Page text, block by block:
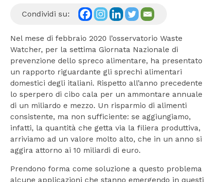
Condividi su:
Nel mese di febbraio 2020 l’osservatorio Waste
Watcher, per la settima Giornata Nazionale di
prevenzione dello spreco alimentare, ha presentato
un rapporto riguardante gli sprechi alimentari
domestici degli italiani. Rispetto all’anno precedente
lo sperpero di cibo cala per un ammontare annuale
di un miliardo e mezzo. Un risparmio di alimenti
consistente, ma non sufficiente: se aggiungiamo,
infatti, la quantità che getta via la filiera produttiva,
arriviamo ad un valore molto alto, che in un anno si
aggira attorno ai 10 miliardi di euro.
Prendono forma come soluzione a questo problema
alcune applicazioni che stanno emergendo in questi